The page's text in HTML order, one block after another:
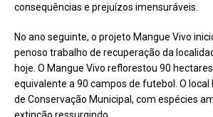
consequências e prejuízos imensuráveis.
No ano seguinte, o projeto Mangue Vivo
penoso trabalho de recuperação da
hoje. O Mangue Vivo reflorestou 90
equivalente a 90 campos de futebol. O local
de Conservação Municipal, com espécies